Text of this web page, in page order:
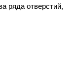
ряда отверстий,